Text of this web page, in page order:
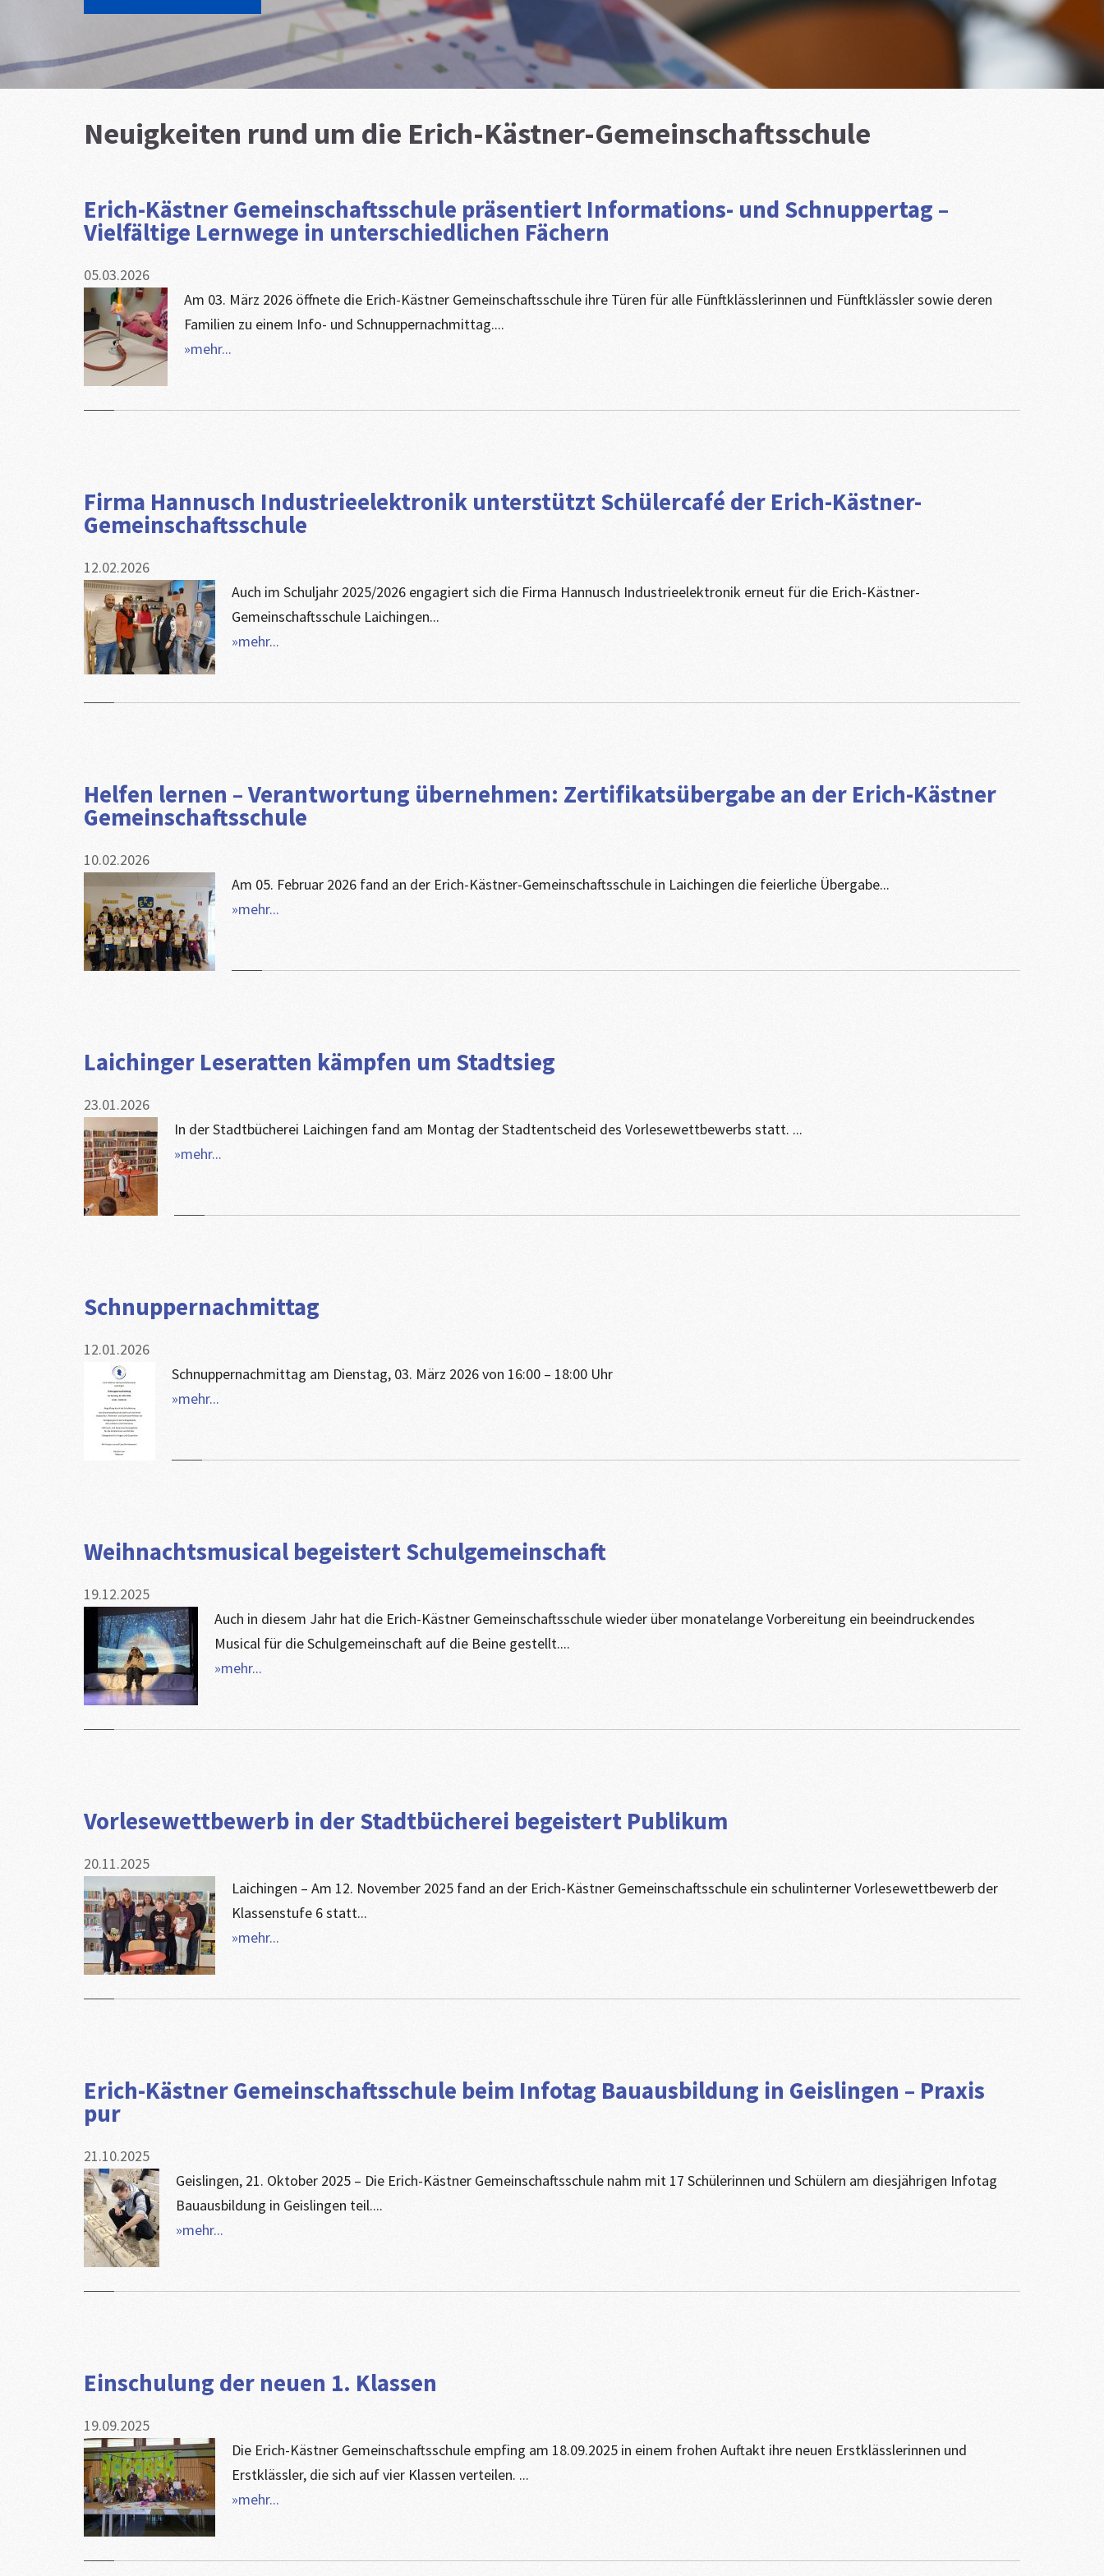
Neuigkeiten rund um die Erich-Kästner-Gemeinschaftsschule
​Erich-Kästner Gemeinschaftsschule präsentiert Informations- und Schnuppertag –
Vielfältige Lernwege in unterschiedlichen Fächern
05.03.2026
Am 03. März 2026 öffnete die Erich-Kästner Gemeinschaftsschule ihre Türen für alle Fünftklässlerinnen und Fünftklässler sowie deren
Familien zu einem Info- und Schnuppernachmittag....
»mehr...
​Firma Hannusch Industrieelektronik unterstützt Schülercafé der Erich-Kästner-
Gemeinschaftsschule
12.02.2026
Auch im Schuljahr 2025/2026 engagiert sich die Firma Hannusch Industrieelektronik erneut für die Erich-Kästner-
Gemeinschaftsschule Laichingen...
»mehr...
Helfen lernen – Verantwortung übernehmen: Zertifikatsübergabe an der Erich-Kästner
Gemeinschaftsschule
10.02.2026
​Am 05. Februar 2026 fand an der Erich-Kästner-Gemeinschaftsschule in Laichingen die feierliche Übergabe...
»mehr...
Laichinger Leseratten kämpfen um Stadtsieg
23.01.2026
In der Stadtbücherei Laichingen fand am Montag der Stadtentscheid des Vorlesewettbewerbs statt. ...
»mehr...
Schnuppernachmittag
12.01.2026
Schnuppernachmittag am Dienstag, 03. März 2026 von 16:00 – 18:00 Uhr
»mehr...
Weihnachtsmusical begeistert Schulgemeinschaft
19.12.2025
Auch in diesem Jahr hat die Erich-Kästner Gemeinschaftsschule wieder über monatelange Vorbereitung ein beeindruckendes
Musical für die Schulgemeinschaft auf die Beine gestellt....
»mehr...
Vorlesewettbewerb in der Stadtbücherei begeistert Publikum
20.11.2025
Laichingen – Am 12. November 2025 fand an der Erich-Kästner Gemeinschaftsschule ein schulinterner Vorlesewettbewerb der
Klassenstufe 6 statt...
»mehr...
Erich-Kästner Gemeinschaftsschule beim Infotag Bauausbildung in Geislingen – Praxis
pur
21.10.2025
Geislingen, 21. Oktober 2025 – Die Erich-Kästner Gemeinschaftsschule nahm mit 17 Schülerinnen und Schülern am diesjährigen Infotag
Bauausbildung in Geislingen teil....
»mehr...
Einschulung der neuen 1. Klassen
19.09.2025
Die Erich-Kästner Gemeinschaftsschule empfing am 18.09.2025 in einem frohen Auftakt ihre neuen Erstklässlerinnen und
Erstklässler, die sich auf vier Klassen verteilen. ...
»mehr...